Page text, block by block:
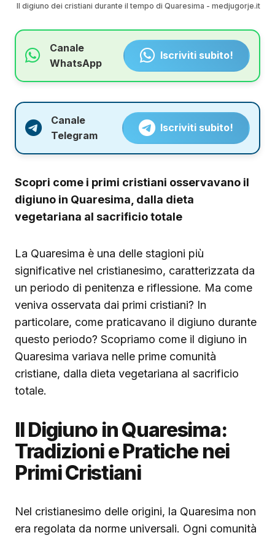
Il digiuno dei cristiani durante il tempo di Quaresima - medjugorje.it
Canale
WhatsApp
Iscriviti subito!
Canale
Telegram
Iscriviti subito!
Scopri come i primi cristiani osservavano il
digiuno in Quaresima, dalla dieta
vegetariana al sacrificio totale
La Quaresima è una delle stagioni più
significative nel cristianesimo, caratterizzata da
un periodo di penitenza e riflessione. Ma come
veniva osservata dai primi cristiani? In
particolare, come praticavano il digiuno durante
questo periodo? Scopriamo come il digiuno in
Quaresima variava nelle prime comunità
cristiane, dalla dieta vegetariana al sacrificio
totale.
Il Digiuno in Quaresima:
Tradizioni e Pratiche nei
Primi Cristiani
Nel cristianesimo delle origini, la Quaresima non
era regolata da norme universali. Ogni comunità